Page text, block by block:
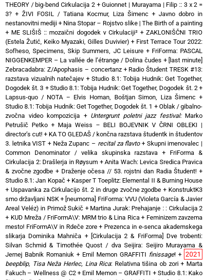
THEORY / big-bend Cirkulacija 2+Guionnet | Murayama | Filip :: 3 x 2 =
3? + ŽIVI FOSIL / Tatiana Kocmur, Liza Šimenc + Javno dobro in
nestanovitni mediji + Nina Stopar – Rojstvo slike | The Birth of a painting
+ ME SLIŠIŠ :: mozaični dogodek v Cirkulaciji²+ ZAKLONIŠČNI TRIO
(Estela Žutić, Keiko Myazaki, Gilles Duvivier) + First Terrace Tour 2022:
Sofheso, Specimens, Skip Summers, JC Leisure+ FriForma: PASCAL
NIGGENKEMPER – La vallée de l’étrange / Dolina čudes + [last minute]
Zebracadabra: Z/Apophasis – concertanz+ Radio Študent TRESK #13:
razstava vizualnih natečajev +Studio 8.1: Tobija Hudnik: Get Together,
Dogodek št. 3 + Studio 8.1: Tobija Hudnik: Get Together, Dogodek št. 2+
Lapsus-quo / NOTA – Elvis Homan, Boštjan Simon, Liza Šimenc +
Studio 8.1: Tobija Hudnik: Get Together, Dogodek št. 1 + Oblak / gibalno-
zvočna video kompozicija + Untergrunt poletni jazz festival:Marko
Petrušič Petko+ Maja Weiss – BELI BOJEVNIK V ČRNI OBLEKI |
director’s cut! + KA TO GLEDAŠ / končna razstava študentk in študentov
3. letnika VIST + Neža Zupanc – recital za flavto+ Skupni imenovalec |
Common Denominator / velika skupinska razstava + FriForma &
Cirkulacija 2: Drašlerja in Røysum + Anita Wach: Levica Sredica Pravica
& zvočne zgodbe + Draženje očesa // 53. rojstni dan Radia Študent! +
Studio 8.1: Jan Kopač+ Kasper T Toeplitz: Elemental II & Burning House
+ Uspavanka za Cirkulacijo št. 2 in druge zvočne zgodbe + KonstruktK3
smo državljani NSK+ [neumorna] FriForma: VVU (Violeta García & Javier
Areal Veléz) in Primož Sukič + Martina Jurak: Prehajanje : : Cirkulacija 2
+ KUD Mreža / FriFormA\V: MRM trio & Lina Rica+ Feminizem zavzema
mesto! FriFormA\V in Rdeče zore+ Prezenca in e-senca akademskega
slikarja Dominika Mahniča + [Cirkulacija 2 & FriForma] Dve trobenti:
Silvan Schmid & Timothée Quost / dva Seijira: Seijiro Murayama &
Jernej Babnik Romaniuk + Emil Memon GRAFFITI finissage! + 2021
beepblip, Tisa Neža Herlec, Lina Rica: Relativna tišina ob zori+ Marta
Fakuch – Wellness @ C2+ Emil Memon – GRAFFITI +Studio 8.1: Kako